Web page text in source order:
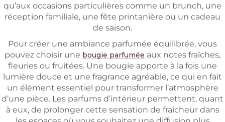
qu’aux occasions particulières comme un brunch, une
réception familiale, une fête printanière ou un cadeau
de saison.
Pour créer une ambiance parfumée équilibrée, vous
pouvez choisir une bougie parfumée aux notes fraîches,
fleuries ou fruitées. Une bougie apporte à la fois une
lumière douce et une fragrance agréable, ce qui en fait
un élément essentiel pour transformer l’atmosphère
d’une pièce. Les parfums d’intérieur permettent, quant
à eux, de prolonger cette sensation de fraîcheur dans